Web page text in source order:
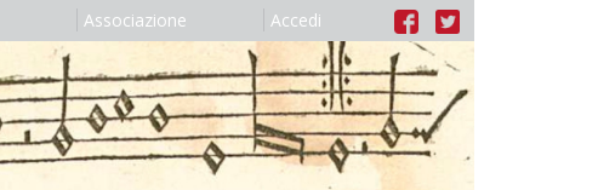
Associazione Accedi